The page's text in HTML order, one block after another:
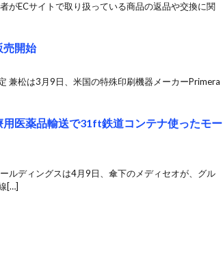
がECサイトで取り扱っている商品の返品や交換に関
売開始
兼松は3月9日、米国の特殊印刷機器メーカーPrimera
医薬品輸送で31ft鉄道コンテナ使ったモー
ルディングスは4月9日、傘下のメディセオが、グル
[…]